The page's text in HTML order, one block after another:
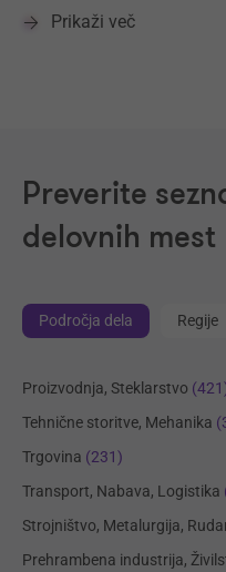
Prikaži več
Preverite
delovnih mest
Področja dela Regije
Proizvodnja, Steklarstvo
Tehnične storitve, Mehanika
Trgovina (231)
Transport, Nabava, Logistika
Strojništvo, Metalurgija,
Prehrambena industrija,